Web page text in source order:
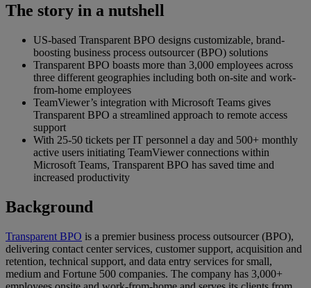
The story in a nutshell
US-based Transparent BPO designs customizable, brand-
boosting business process outsourcer (BPO) solutions
Transparent BPO boasts more than 3,000 employees across
three different geographies including both on-site and work-
from-home employees
TeamViewer’s integration with Microsoft Teams gives
Transparent BPO a streamlined approach to remote access
support
With 25-50 tickets per IT personnel a day and 500+ monthly
active users initiating TeamViewer connections within
Microsoft Teams, Transparent BPO has saved time and
increased productivity
Background
Transparent BPO is a premier business process outsourcer (BPO),
delivering contact center services, customer support, acquisition and
retention, technical support, and data entry services for small,
medium and Fortune 500 companies. The company has 3,000+